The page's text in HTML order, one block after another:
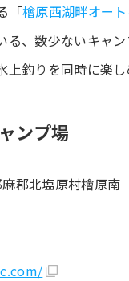
「檜原西湖畔オー
る、数少ないキャ
釣りを同時に楽し
ンプ場
郡北塩原村檜原南